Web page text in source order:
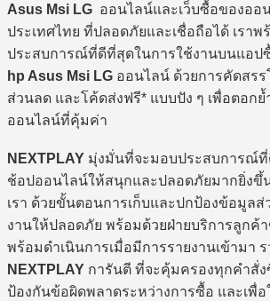
Asus Msi LG ออนไลน์และเว็บซื้อของออ
ประเทศไทย ที่ปลอดภัยและเชื่อถือได้ เราพ
ประสบการณ์ที่ดีที่สุดในการใช้งานบนแอป
hp Asus Msi LG ออนไลน์ ด้วยการคัดสร
ส่วนลด และโค้ดส่งฟรี* แบบปัง ๆ เพื่อตอกย้
ออนไลน์ที่คุ้มค่า
NEXTPLAY มุ่งมั่นที่จะมอบประสบการณ์
ช้อปออนไลน์ให้สนุกและปลอดภัยมากยิ่ง
เรา ด้วยขั้นตอนการเก็บและปกป้องข้อมูล
งานให้ปลอดภัย พร้อมด้วยฝ่ายบริการลูกค้
พร้อมดำเนินการเมื่อมีการรายงานเข้ามา
NEXTPLAY การันตี ที่จะคุ้มครองทุกคำสั่
ป้องกันข้อผิดพลาดระหว่างการซื้อ และเพื่